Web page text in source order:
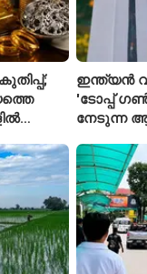
ഇന്ത്യൻ
'ടോപ്പ്
നേടുന്ന